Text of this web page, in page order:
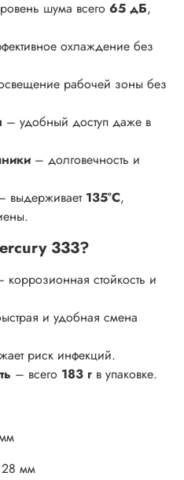
шума всего 65 дБ,
охлаждение без
рабочей зоны без
– удобный доступ даже в
– долговечность и
выдерживает 135°C,
333?
коррозионная стойкость и
и удобная смена
риск инфекций.
– всего 183 г в упаковке.
28 мм